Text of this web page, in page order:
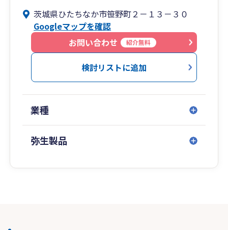
茨城県ひたちなか市笹野町２－１３－３０
Googleマップを確認
お問い合わせ
紹介無料
検討リストに追加
業種
弥生製品